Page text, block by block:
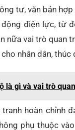
tư, văn bản
điện lực, từ
nữa vai trò
nhân dân,
là gì và vai trò
hoàn chỉnh
phụ thuộc